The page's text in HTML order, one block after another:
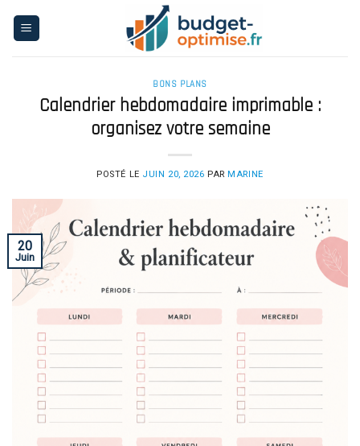
BONS PLANS
Calendrier hebdomadaire imprimable :
organisez votre semaine
POSTÉ LE JUIN 20, 2026 PARMARINE
20
Juin